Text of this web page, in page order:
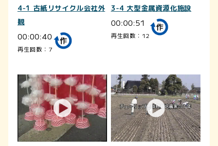
4-1 古紙リサイクル会社外
観
00:00:40
再生回数：7
3-4 大型金属資源化施設
00:00:51
再生回数：12